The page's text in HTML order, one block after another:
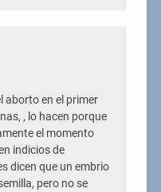
aborto en el primer
, lo hacen porque
el momento
indicios de
dicen que un embrio
pero no se